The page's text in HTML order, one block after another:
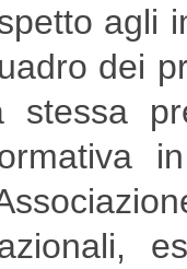
agli
dei
stessa